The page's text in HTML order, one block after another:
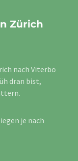
Zürich
nach Viterbo
dran bist,
je nach